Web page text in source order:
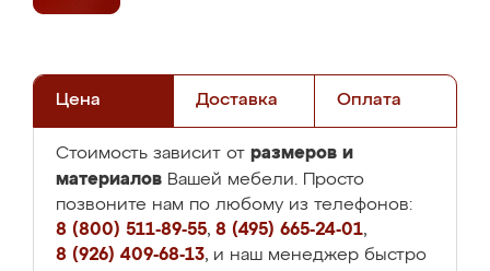
Цена Доставка Оплата
Стоимость зависит от размеров и
материалов Вашей мебели. Просто
позвоните нам по любому из телефонов:
8 (800) 511-89-55, 8 (495) 665-24-01,
8 (926) 409-68-13, и наш менеджер быстро